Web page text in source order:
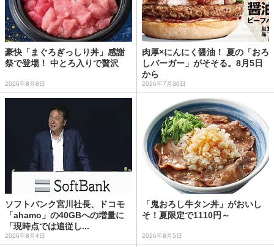
豪快「まぐろぎっしり丼」感謝
祭で登場！ 中とろ入りで贅沢
2026年8月8日
肉厚×にんにく醤油！ 夏の「おろ
しバーガー」がそそる。8月5日
から
2026年7月30日
ソフトバンク宮川社長、ドコモ
「ahamo」の40GBへの増量に
「現時点では追従し...
2026年8月4日
「鬼おろし牛タン丼」がおいし
そ！夏限定で1110円～
2026年8月5日